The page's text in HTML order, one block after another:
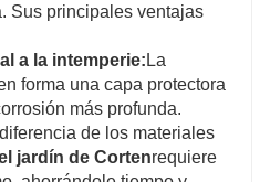
Sus principales ventajas
a la intemperie: La
forma una capa protectora
más profunda.
de los materiales
jardín de Cortenrequiere